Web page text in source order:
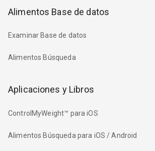
Alimentos Base de datos
Examinar Base de datos
Alimentos Búsqueda
Aplicaciones y Libros
ControlMyWeight™ para iOS
Alimentos Búsqueda para iOS / Android